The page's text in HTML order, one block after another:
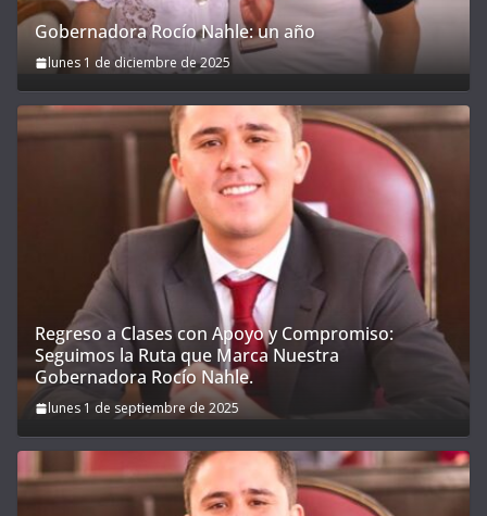
Gobernadora Rocío Nahle: un año
lunes 1 de diciembre de 2025
Regreso a Clases con Apoyo y Compromiso:
Seguimos la Ruta que Marca Nuestra
Gobernadora Rocío Nahle.
lunes 1 de septiembre de 2025